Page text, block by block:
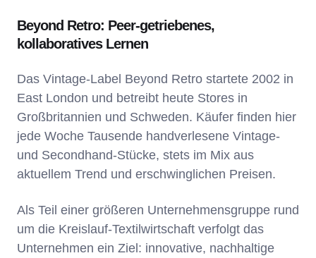
Beyond Retro: Peer-getriebenes,
kollaboratives Lernen
Das Vintage-Label Beyond Retro startete 2002 in
East London und betreibt heute Stores in
Großbritannien und Schweden. Käufer finden hier
jede Woche Tausende handverlesene Vintage-
und Secondhand-Stücke, stets im Mix aus
aktuellem Trend und erschwinglichen Preisen.
Als Teil einer größeren Unternehmensgruppe rund
um die Kreislauf-Textilwirtschaft verfolgt das
Unternehmen ein Ziel: innovative, nachhaltige